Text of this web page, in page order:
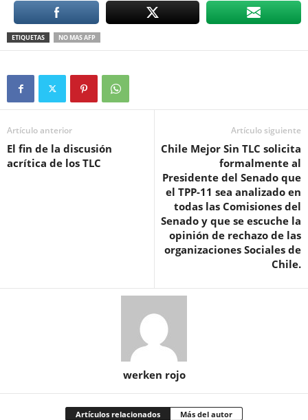
ETIQUETAS NO MAS AFP
Artículo anterior
El fin de la discusión
acrítica de los TLC
Artículo siguiente
Chile Mejor Sin TLC solicita
formalmente al
Presidente del Senado que
el TPP-11 sea analizado en
todas las Comisiones del
Senado y que se escuche la
opinión de rechazo de las
organizaciones Sociales de
Chile.
werken rojo
Artículos relacionados Más del autor